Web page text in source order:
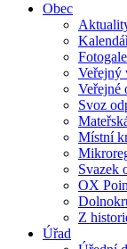
Obec
Veřejný
Veřejné
Svoz
Místní
Svazek
OX
Z
Úřad